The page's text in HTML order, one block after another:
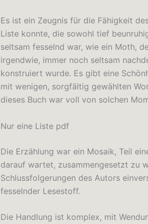
Es ist ein Zeugnis für die Fähigkeit
Liste konnte, die sowohl tief
seltsam fesselnd war, wie ein Moth,
irgendwie, immer noch seltsam
konstruiert wurde. Es gibt eine
mit wenigen, sorgfältig gewählten
dieses Buch war voll von solchen
Nur eine Liste pdf
Die Erzählung war ein Mosaik, Teil
darauf wartet, zusammengesetzt zu
Schlussfolgerungen des Autors
fesselnder Lesestoff.
Die Handlung ist komplex, mit